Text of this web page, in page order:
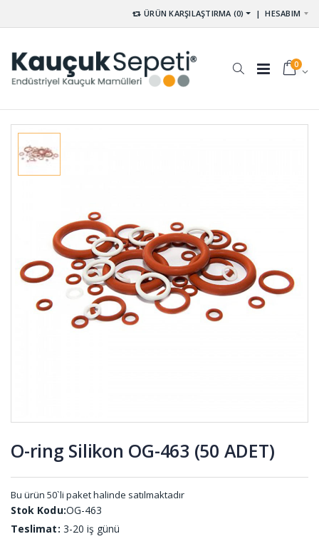
ÜRÜN KARŞILAŞTIRMA (0) |HESABIM
0
O-ring Silikon OG-463 (50 ADET)
Bu ürün 50`li paket halinde satılmaktadır
Stok Kodu:OG-463
Teslimat: 3-20 iş günü
Membran
Lastikleri
MEL-001
Lastikleri
MT)
Dolu
Takozlar
DT-001
Kare
Vantuzlar
Epdm
YPS-001
(20 METRE)
Lastikleri